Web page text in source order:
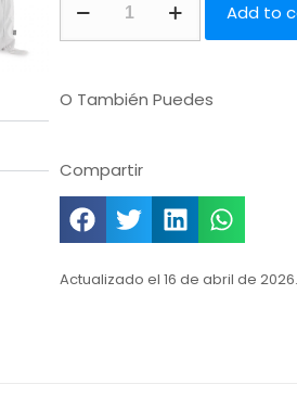
Add to
O También Puedes
Compartir
Actualizado el 16 de abril de 2026.